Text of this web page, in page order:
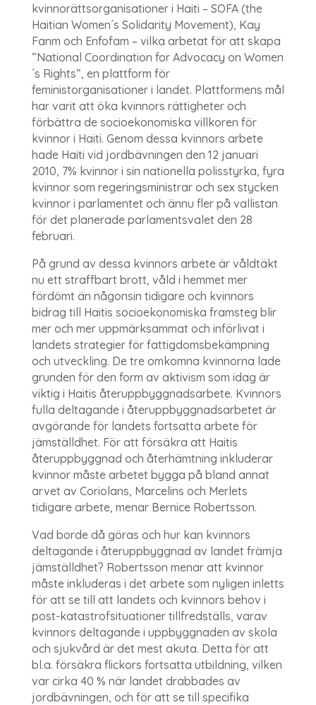
kvinnorättsorganisationer i Haiti – SOFA (the
Haitian Women´s Solidarity Movement), Kay
Fanm och Enfofam – vilka arbetat för att skapa
”National Coordination for Advocacy on Women
´s Rights”, en plattform för
feministorganisationer i landet. Plattformens mål
har varit att öka kvinnors rättigheter och
förbättra de socioekonomiska villkoren för
kvinnor i Haiti. Genom dessa kvinnors arbete
hade Haiti vid jordbävningen den 12 januari
2010, 7% kvinnor i sin nationella polisstyrka, fyra
kvinnor som regeringsministrar och sex stycken
kvinnor i parlamentet och ännu fler på vallistan
för det planerade parlamentsvalet den 28
februari.
På grund av dessa kvinnors arbete är våldtäkt
nu ett straffbart brott, våld i hemmet mer
fördömt än någonsin tidigare och kvinnors
bidrag till Haitis socioekonomiska framsteg blir
mer och mer uppmärksammat och införlivat i
landets strategier för fattigdomsbekämpning
och utveckling. De tre omkomna kvinnorna lade
grunden för den form av aktivism som idag är
viktig i Haitis återuppbyggnadsarbete. Kvinnors
fulla deltagande i återuppbyggnadsarbetet är
avgörande för landets fortsatta arbete för
jämställdhet. För att försäkra att Haitis
återuppbyggnad och återhämtning inkluderar
kvinnor måste arbetet bygga på bland annat
arvet av Coriolans, Marcelins och Merlets
tidigare arbete, menar Bernice Robertsson.
Vad borde då göras och hur kan kvinnors
deltagande i återuppbyggnad av landet främja
jämställdhet? Robertsson menar att kvinnor
måste inkluderas i det arbete som nyligen inletts
för att se till att landets och kvinnors behov i
post-katastrofsituationer tillfredställs, varav
kvinnors deltagande i uppbyggnaden av skola
och sjukvård är det mest akuta. Detta för att
bl.a. försäkra flickors fortsatta utbildning, vilken
var cirka 40 % när landet drabbades av
jordbävningen, och för att se till specifika